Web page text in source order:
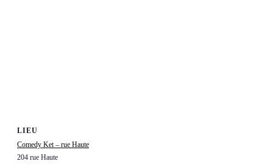
LIEU
Comedy Ket – rue Haute
204 rue Haute